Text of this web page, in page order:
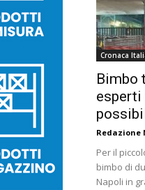
Cronaca
Bimbo
esperti
Redazione
Per il
bimbo di
Napoli in